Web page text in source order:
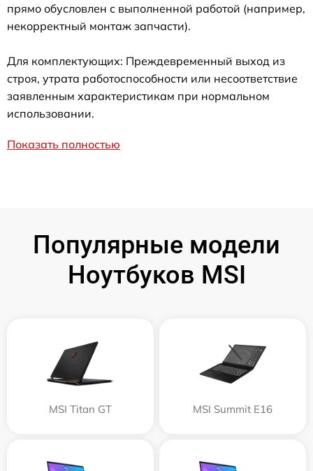
прямо обусловлен с выполненной работой (например,
некорректный монтаж запчасти).
Для комплектующих: Преждевременный выход из
строя, утрата работоспособности или несоответствие
заявленным характеристикам при нормальном
использовании.
Показать полностью
Популярные модели
Ноутбуков MSI
MSI Titan GT MSI Summit E16